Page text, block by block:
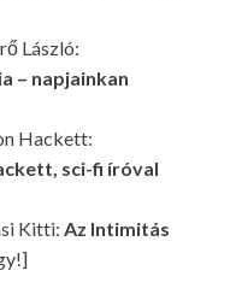
László:
– napjainkan
Hackett:
sci-fi íróval
Kitti: Az Intimitás